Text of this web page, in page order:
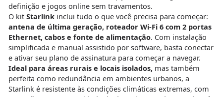
definição e jogos online sem travamentos.
O kit Starlinkinclui tudo o que você precisa para começar:
antena de última geração, roteador Wi-Fi 6 com 2 portas
Ethernet, cabos e fonte de alimentação. Com instalação
simplificada e manual assistido por software, basta conectar
e ativar seu plano de assinatura para começar a navegar.
Ideal para áreas rurais e locais isolados,mas também
perfeita como redundância em ambientes urbanos, a
Starlink é resistente às condições climáticas extremas, com